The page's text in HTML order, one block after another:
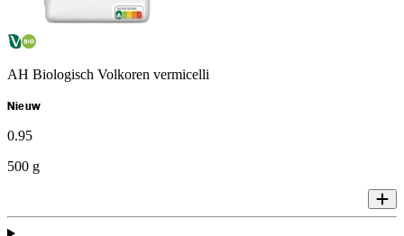
AH Biologisch Volkoren vermicelli
Nieuw
0.95
500 g